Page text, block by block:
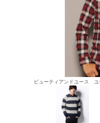
ビューティアンドユース ユ